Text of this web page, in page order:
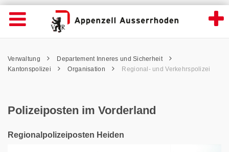
Polizeiposten im Vorderland - Appenzell
Wichtige
Seiten
Home
Inhalt
Kontakt
Navigation öffnen
Inhalt
Pfadnavigation
Verwaltung
Departement Inneres und Sicherheit
Kantonspolizei
Organisation Regional- und Verkehrspolizei
Polizeiposten im Vorderland
Regionalpolizeiposten Heiden